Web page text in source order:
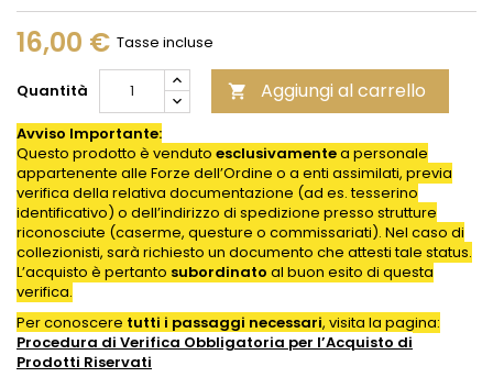
16,00 € Tasse incluse
Quantità  Aggiungi al carrello
Avviso Importante:
Questo prodotto è venduto esclusivamentea personale
appartenente alle Forze dell’Ordine o a enti assimilati, previa
verifica della relativa documentazione (ad es. tesserino
identificativo) o dell’indirizzo di spedizione presso strutture
riconosciute (caserme, questure o commissariati). Nel caso di
collezionisti, sarà richiesto un documento che attesti tale status.
L’acquisto è pertanto subordinato al buon esito di questa
verifica.
Per conoscere tutti i passaggi necessari, visita la pagina:
Procedura di Verifica Obbligatoria per l’Acquisto di
Prodotti Riservati